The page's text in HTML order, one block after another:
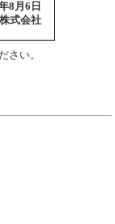
8月6日
式会社
さい。